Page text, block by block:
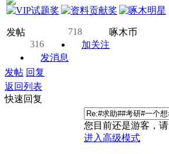
发帖 718 啄木币
316
加关注
发消息
发帖 回复
返回列表
快速回复
您目前还是游客，请
进入高级模式